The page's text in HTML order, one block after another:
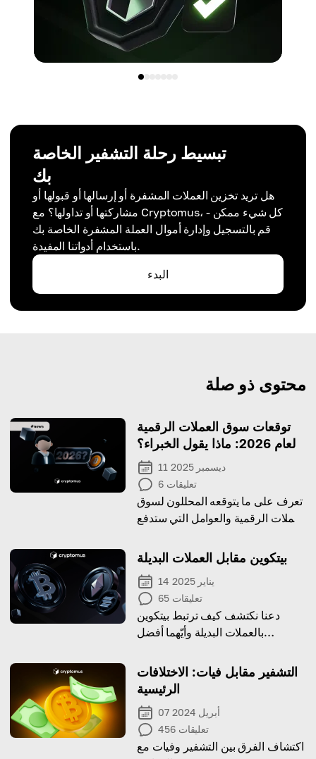
تبسيط رحلة التشفير الخاصة
بك
هل تريد تخزين العملات المشفرة أو إرسالها أو قبولها أو
مشاركتها أو تداولها؟ مع Cryptomus، كل شيء ممكن -
قم بالتسجيل وإدارة أموال العملة المشفرة الخاصة بك
باستخدام أدواتنا المفيدة.
البدء
محتوى ذو صلة
توقعات سوق العملات الرقمية
لعام 2026: ماذا يقول الخبراء؟
11 ديسمبر 2025
6 تعليقات
تعرف على ما يتوقعه المحللون لسوق
العملات الرقمية والعوامل التي ستدفع
بيتكوين مقابل العملات البديلة
14 يناير 2025
65 تعليقات
دعنا نكتشف كيف ترتبط بيتكوين
بالعملات البديلة وأيّهما أفضل
التشفير مقابل فيات: الاختلافات
الرئيسية
07 أبريل 2024
456 تعليقات
اكتشاف الفرق بين التشفير وفيات مع